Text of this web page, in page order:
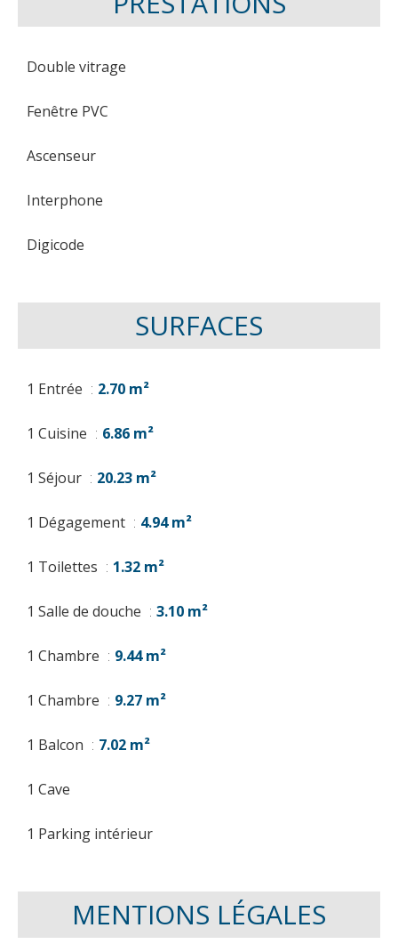
Double vitrage
Fenêtre PVC
Ascenseur
Interphone
Digicode
SURFACES
1 Entrée 2.70 m²
1 Cuisine 6.86 m²
1 Séjour 20.23 m²
1 Dégagement 4.94 m²
1 Toilettes 1.32 m²
1 Salle de douche 3.10 m²
1 Chambre 9.44 m²
1 Chambre 9.27 m²
1 Balcon 7.02 m²
1 Cave
1 Parking intérieur
MENTIONS LÉGALES